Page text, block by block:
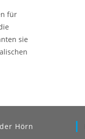
für
sie
Hörn